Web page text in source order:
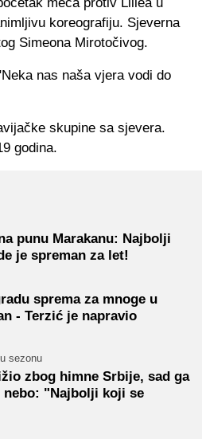
koreografiju. Sjeverna
Simeona Mirotočivog.
nas naša vjera vodi do
skupine sa sjevera.
godina.
punu Marakanu: Najbolji
je spreman za let!
sprema za mnoge u
- Terzić je napravio
sezonu
zbog himne Srbije, sad ga
nebo: "Najbolji koji se